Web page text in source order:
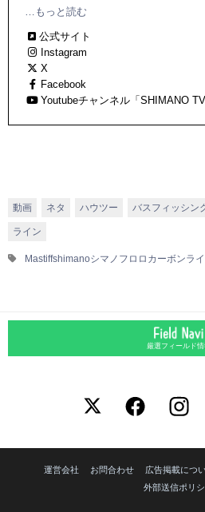
ァンを抱えている。独自の技術も数多
…もっと読む
公式サイト
Instagram
X
Facebook
Youtubeチャンネル「SHIMANO TV
動画 ネタ ハウツー バスフィッシン
ライン
Mastiffshimanoシマノ フロロカーボンラ
厳選フィールド情
運営会社 お問合わせ 広告掲載につ
外部送信ポリ